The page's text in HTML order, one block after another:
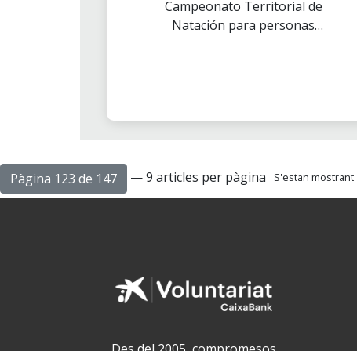
intel.lectual
Campeonato Territorial de
Natación para personas
Pàgina 123 de 147 — 9 articles per pàgina S'estan mostrant